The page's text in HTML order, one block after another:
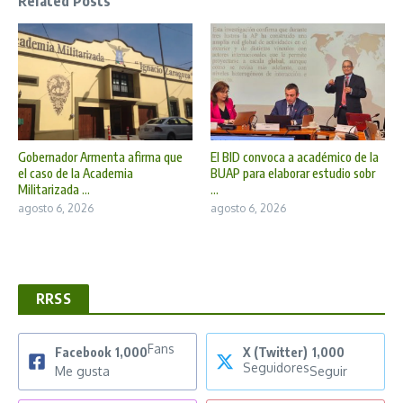
Gobernador Armenta afirma que
el caso de la Academia
Militarizada ...
agosto 6, 2026
El BID convoca a académico de la
BUAP para elaborar estudio sobr
...
agosto 6, 2026
RRSS
Facebook 1,000Fans
Me gusta
X (Twitter) 1,000
SeguidoresSeguir